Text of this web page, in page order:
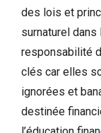
des lois et
surnaturel dans
responsabilité
clés car elles
ignorées et
destinée